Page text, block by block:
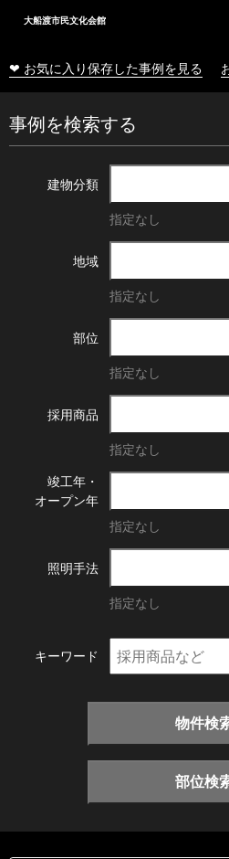
大船渡市民文化会館
❤ お気に入り保存した事例を見る
事例を検索する
建物分類
指定なし
地域
指定なし
部位
指定なし
採用商品
指定なし
竣工年・
オープン年
指定なし
照明手法
指定なし
キーワード
物件検
部位検